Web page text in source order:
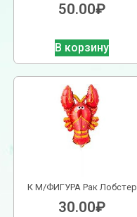
50.00₽
В корзину
К М/ФИГУРА Рак Лобстер
30.00₽